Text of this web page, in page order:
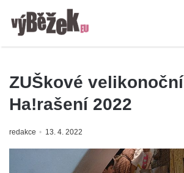
ZUŠkové velikonoční
Ha!rašení 2022
redakce 13. 4. 2022